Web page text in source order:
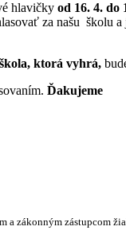
hlavičky od 16. 4. do
za našu školu
ktorá vyhrá,
Ďakujeme
a zákonným zástupcom